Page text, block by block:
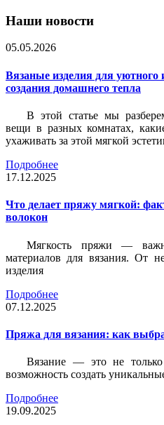
Наши новости
05.05.2026
Вязаные изделия для уютного
создания домашнего тепла
В этой статье мы
вещи в разных комнатах,
ухаживать за этой мягкой
Подробнее
17.12.2025
Что делает пряжу мягкой:
волокон
Мягкость пряжи —
материалов для вязания. От
изделия
Подробнее
07.12.2025
Пряжа для вязания: как
Вязание — это не
возможность создать
Подробнее
19.09.2025